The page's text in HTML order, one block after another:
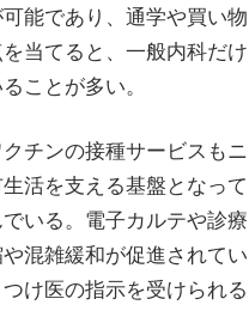
能であり、通学や買い物
当てると、一般内科だけ
ことが多い。
チンの接種サービスもニ
活を支える基盤となって
いる。電子カルテや診療
混雑緩和が促進されてい
け医の指示を受けられる